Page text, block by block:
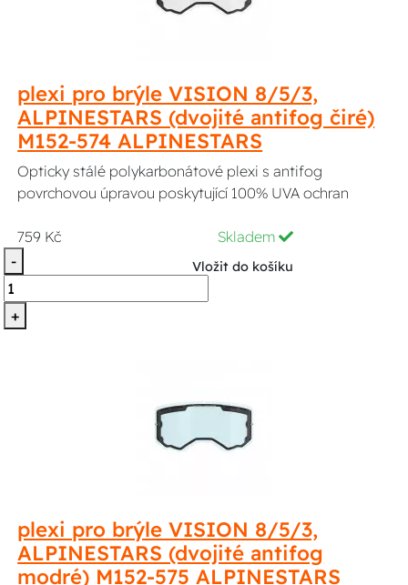
plexi pro brýle VISION 8/5/3,
ALPINESTARS (dvojité antifog čiré)
M152-574 ALPINESTARS
Opticky stálé polykarbonátové plexi s antifog
povrchovou úpravou poskytující 100% UVA ochran
759 Kč
Skladem
-
+
Vložit do košíku
plexi pro brýle VISION 8/5/3,
ALPINESTARS (dvojité antifog
modré) M152-575 ALPINESTARS